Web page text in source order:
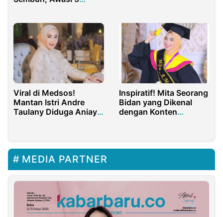
Viral di Medsos!
Mantan Istri Andre
Taulany Diduga Aniaya
Inspiratif! Mita Seorang
Bidan yang Dikenal
dengan Konten
MEDIA PARTNER